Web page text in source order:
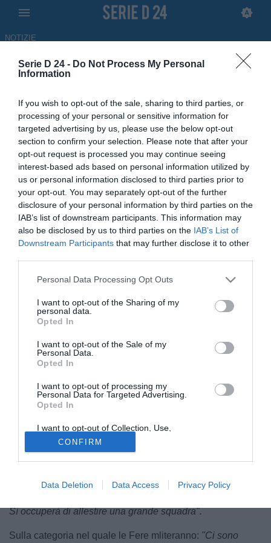
Serie D 24 - Do Not Process My Personal
Information
If you wish to opt-out of the sale, sharing to third parties, or
processing of your personal or sensitive information for
targeted advertising by us, please use the below opt-out
section to confirm your selection. Please note that after your
opt-out request is processed you may continue seeing
interest-based ads based on personal information utilized by
us or personal information disclosed to third parties prior to
your opt-out. You may separately opt-out of the further
disclosure of your personal information by third parties on the
IAB’s list of downstream participants. This information may
also be disclosed by us to third parties on the IAB’s List of
Downstream Participants that may further disclose it to other
Personal Data Processing Opt Outs
I want to opt-out of the Sharing of my
personal data.
Opted In
I want to opt-out of the Sale of my
Personal Data.
Opted In
I want to opt-out of processing my
Personal Data for Targeted Advertising.
Opted In
I want to opt-out of Collection, Use,
Retention, Sale, and/or Sharing of my
Personal Data that Is Unrelated with the
Purposes for which it was collected.
Opted Out
CONFIRM
Data Deletion Data Access Privacy Policy
NOTIZIE
Nuova Ternana, Bandecchi: "Il
DS sarà Carlo Mammarella"
02.06.2026 19:52 di Gennaro Dimonte
Il già direttore sportivo della Ternana in Serie C ricoprirà lo stesso
ruolo nel club che potrebbe disputare la D con il titolo
© foto di Image Sport
A margine della festa del 2 giugno Stefano Bandecchi,
sindaco di Terni, ha parlato di quello che potrebbe essere il
futuro dellaNuova Ternana. Tra titolo preso dall'Orvietana
sportivo, l'ex presidente del cub ha fatto un punto della
rosa con l'obiettivo di tornare subito in C:"Carlo
Sì occuperà di allestire una grande squadra".
Sulla categoria nel quale le Fere mliteranno: "Ci sono